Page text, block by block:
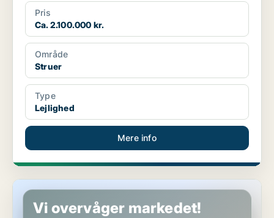
Pris
Ca. 2.100.000 kr.
Område
Struer
Type
Lejlighed
Mere info
Lejlighed i Struer
Vi overvåger markedet!